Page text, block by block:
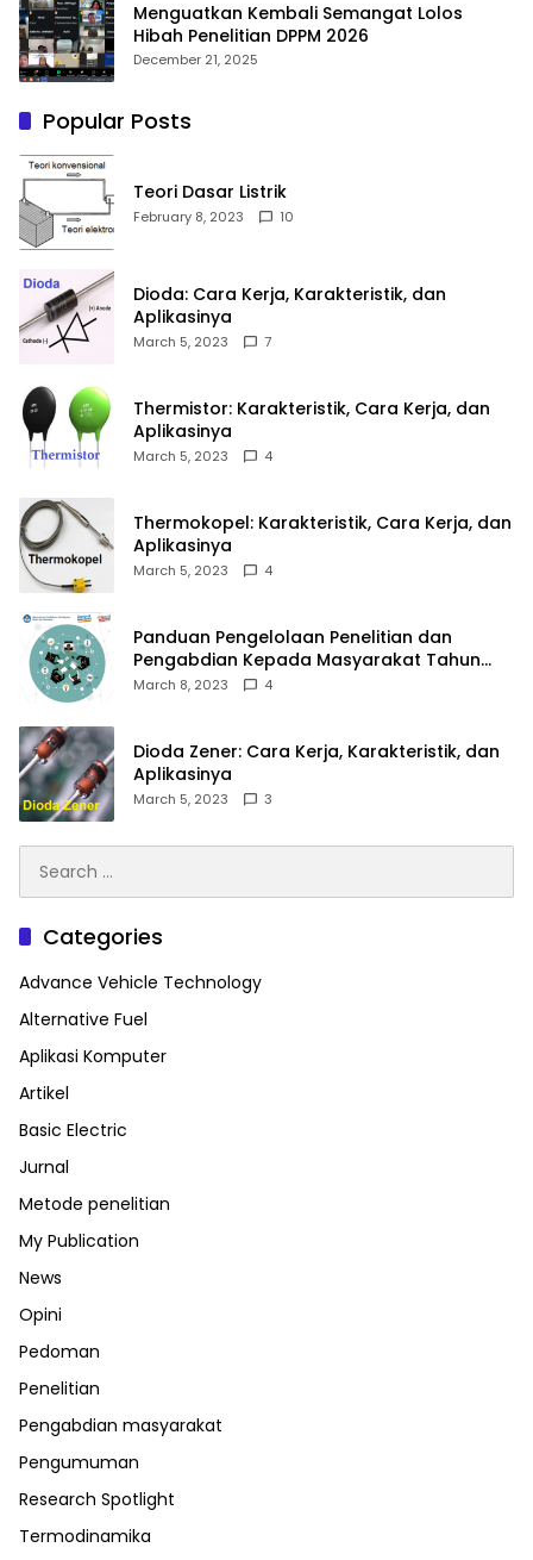
Menguatkan Kembali Semangat Lolos
Hibah Penelitian DPPM 2026
December 21, 2025
Popular Posts
Teori Dasar Listrik
February 8, 2023 10
Dioda: Cara Kerja, Karakteristik, dan
Aplikasinya
March 5, 2023 7
Thermistor: Karakteristik, Cara Kerja, dan
Aplikasinya
March 5, 2023 4
Thermokopel: Karakteristik, Cara Kerja, dan
Aplikasinya
March 5, 2023 4
Panduan Pengelolaan Penelitian dan
Pengabdian Kepada Masyarakat Tahun
2023
March 8, 2023 4
Dioda Zener: Cara Kerja, Karakteristik, dan
Aplikasinya
March 5, 2023 3
for:
Categories
Advance Vehicle Technology
Alternative Fuel
Aplikasi Komputer
Artikel
Basic Electric
Jurnal
Metode penelitian
My Publication
News
Opini
Pedoman
Penelitian
Pengabdian masyarakat
Pengumuman
Research Spotlight
Termodinamika